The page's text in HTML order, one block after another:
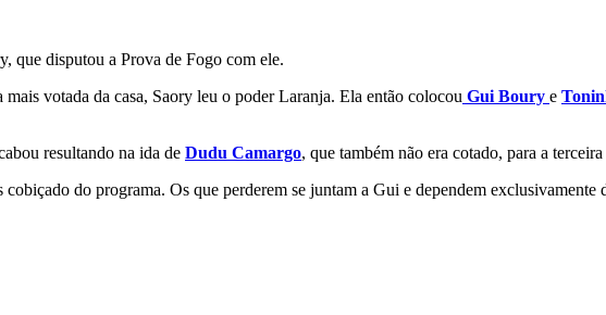
que disputou a Prova de Fogo com ele.
mais votada da casa, Saory leu o poder Laranja. Ela então colocou Gui Boury e
resultando na ida de Dudu Camargo, que também não era cotado, para a
do programa. Os que perderem se juntam a Gui e dependem exclusivamente